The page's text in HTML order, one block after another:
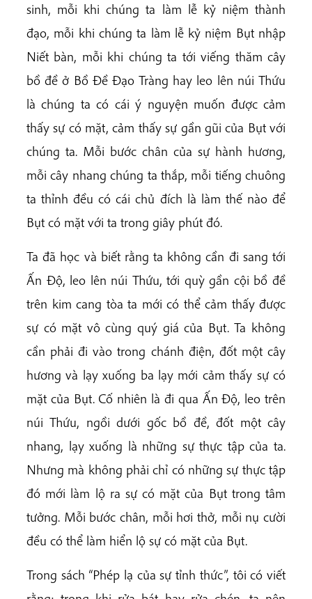
sinh, mỗi khi chúng ta làm lễ kỷ niệm thành
đạo, mỗi khi chúng ta làm lễ kỷ niệm Bụt nhập
Niết bàn, mỗi khi chúng ta tới viếng thăm cây
bồ đề ở Bồ Đề Đạo Tràng hay leo lên núi Thứu
là chúng ta có cái ý nguyện muốn được cảm
thấy sự có mặt, cảm thấy sự gần gũi của Bụt với
chúng ta. Mỗi bước chân của sự hành hương,
mỗi cây nhang chúng ta thắp, mỗi tiếng chuông
ta thỉnh đều có cái chủ đích là làm thế nào để
Bụt có mặt với ta trong giây phút đó.
Ta đã học và biết rằng ta không cần đi sang tới
Ấn Độ, leo lên núi Thứu, tới quỳ gần cội bồ đề
trên kim cang tòa ta mới có thể cảm thấy được
sự có mặt vô cùng quý giá của Bụt. Ta không
cần phải đi vào trong chánh điện, đốt một cây
hương và lạy xuống ba lạy mới cảm thấy sự có
mặt của Bụt. Cố nhiên là đi qua Ấn Độ, leo trên
núi Thứu, ngồi dưới gốc bồ đề, đốt một cây
nhang, lạy xuống là những sự thực tập của ta.
Nhưng mà không phải chỉ có những sự thực tập
đó mới làm lộ ra sự có mặt của Bụt trong tâm
tưởng. Mỗi bước chân, mỗi hơi thở, mỗi nụ cười
đều có thể làm hiển lộ sự có mặt của Bụt.
Trong sách “Phép lạ của sự tỉnh thức”, tôi có viết